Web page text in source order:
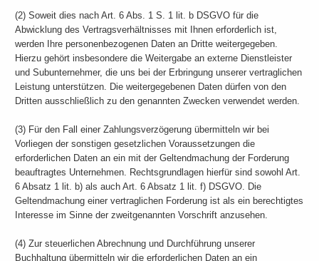
(2) Soweit dies nach Art. 6 Abs. 1 S. 1 lit. b DSGVO für die
Abwicklung des Vertragsverhältnisses mit Ihnen erforderlich ist,
werden Ihre personenbezogenen Daten an Dritte weitergegeben.
Hierzu gehört insbesondere die Weitergabe an externe Dienstleister
und Subunternehmer, die uns bei der Erbringung unserer vertraglichen
Leistung unterstützen. Die weitergegebenen Daten dürfen von den
Dritten ausschließlich zu den genannten Zwecken verwendet werden.
(3) Für den Fall einer Zahlungsverzögerung übermitteln wir bei
Vorliegen der sonstigen gesetzlichen Voraussetzungen die
erforderlichen Daten an ein mit der Geltendmachung der Forderung
beauftragtes Unternehmen. Rechtsgrundlagen hierfür sind sowohl Art.
6 Absatz 1 lit. b) als auch Art. 6 Absatz 1 lit. f) DSGVO. Die
Geltendmachung einer vertraglichen Forderung ist als ein berechtigtes
Interesse im Sinne der zweitgenannten Vorschrift anzusehen.
(4) Zur steuerlichen Abrechnung und Durchführung unserer
Buchhaltung übermitteln wir die erforderlichen Daten an ein